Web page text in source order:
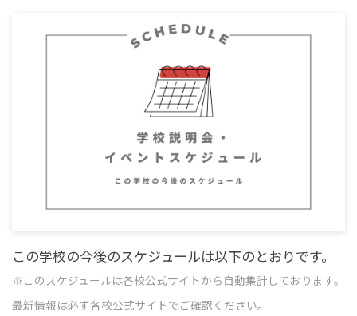
この学校の今後のスケジュールは以下のとおりです。
※このスケジュールは各校公式サイトから自動集計しております。
最新情報は必ず各校公式サイトでご確認ください。